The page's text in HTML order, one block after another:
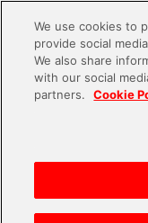
2024.08.05
知られざる関係
リヤは「コイン
We use cookies to
provide social
We also share
with our social
partners.
Cookie